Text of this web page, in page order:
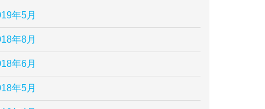
年5月
年8月
年6月
年5月